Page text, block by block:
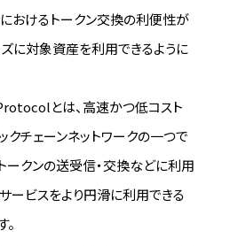
おけるトークン交換の利便性が
に対象資産を利用できるように
とは、高速かつ低コスト
チェーンネットワークの一つで
ークンの送受信・交換などに利用
ービスをより円滑に利用できる